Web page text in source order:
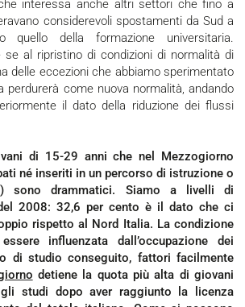
considerevoli spostamenti da Sud a
quello della formazione universitaria.
se al ripristino di condizioni di normalità di
delle eccezioni che abbiamo sperimentato
perdurerà come nuova normalità, andando
il dato della riduzione dei flussi
né inseriti in un percorso di istruzione o
sono drammatici. Siamo a livelli di
2008: 32,6 per cento è il dato che ci
rispetto al Nord Italia. La condizione
influenzata dall’occupazione dei
di studio conseguito, fattori facilmente
detiene la quota più alta di giovani
gli studi dopo aver raggiunto la licenza